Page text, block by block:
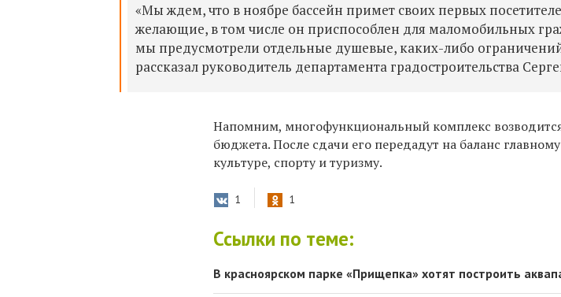
«Мы ждем, что в ноябре бассейн примет своих первых
желающие, в том числе он приспособлен для маломобильных
мы предусмотрели отдельные душевые, каких-либо
рассказал руководитель департамента градостроительства
Напомним, многофункциональный комплекс возводится
бюджета. После сдачи его передадут на баланс
культуре, спорту и туризму.
1 1
Ссылки по теме:
В красноярском парке «Прищепка» хотят построить